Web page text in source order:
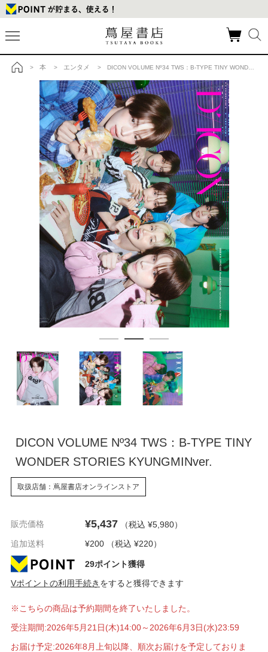
> 本 > エンタメ > DICON VOLUME Nº34 TWS：B-TYPE TINY WONDER STORIES KYUNGMINver.の商品詳細
DICON VOLUME Nº34 TWS：B-TYPE TINY
WONDER STORIES KYUNGMINver.
取扱店舗：蔦屋書店オンラインストア
販売価格 ¥5,437 （税込 ¥5,980）
追加送料
¥200 （税込 ¥220）
29ポイント獲得
Vポイントの利用手続き をすると獲得できます
※こちらの商品は予約期間を終了いたしました。
受注期間:2026年5月21日(木)14:00～2026年6月3日(水)23:59
お届け予定:2026年8月上旬以降、順次お届けを予定しておりま